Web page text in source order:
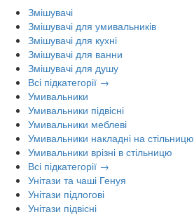
Змішувачі
Змішувачі для умивальників
Змішувачі для кухні
Змішувачі для ванни
Змішувачі для душу
Всі підкатегорії →
Умивальники
Умивальники підвісні
Умивальники меблеві
Умивальники накладні на стільницю
Умивальники врізні в стільницю
Всі підкатегорії →
Унітази та чаші Генуя
Унітази підлогові
Унітази підвісні